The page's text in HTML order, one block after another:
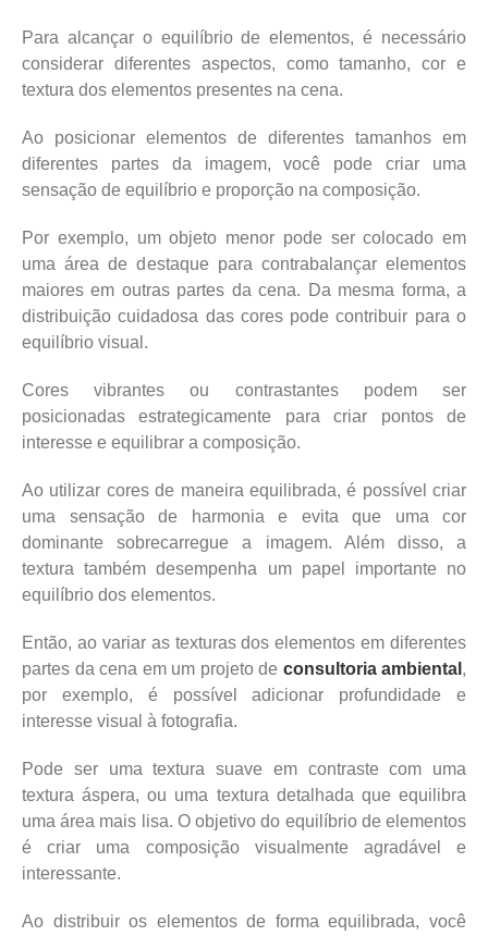
Para alcançar o equilíbrio de elementos, é necessário
considerar diferentes aspectos, como tamanho, cor e
textura dos elementos presentes na cena.
Ao posicionar elementos de diferentes tamanhos em
diferentes partes da imagem, você pode criar uma
sensação de equilíbrio e proporção na composição.
Por exemplo, um objeto menor pode ser colocado em
uma área de destaque para contrabalançar elementos
maiores em outras partes da cena. Da mesma forma, a
distribuição cuidadosa das cores pode contribuir para o
equilíbrio visual.
Cores vibrantes ou contrastantes podem ser
posicionadas estrategicamente para criar pontos de
interesse e equilibrar a composição.
Ao utilizar cores de maneira equilibrada, é possível criar
uma sensação de harmonia e evita que uma cor
dominante sobrecarregue a imagem. Além disso, a
textura também desempenha um papel importante no
equilíbrio dos elementos.
Então, ao variar as texturas dos elementos em diferentes
partes da cena em um projeto de consultoria ambiental ,
por exemplo, é possível adicionar profundidade e
interesse visual à fotografia.
Pode ser uma textura suave em contraste com uma
textura áspera, ou uma textura detalhada que equilibra
uma área mais lisa. O objetivo do equilíbrio de elementos
é criar uma composição visualmente agradável e
interessante.
Ao distribuir os elementos de forma equilibrada, você